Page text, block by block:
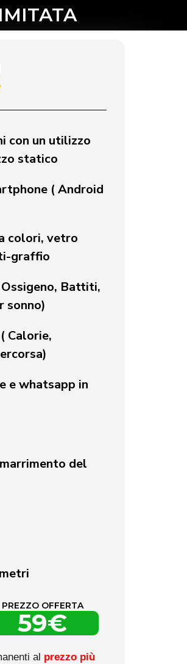
con un utilizzo
statico
( Android
colori, vetro
graffio
Battiti,
sonno)
Calorie,
e whatsapp in
del
PREZZO OFFERTA
59€
al prezzo più